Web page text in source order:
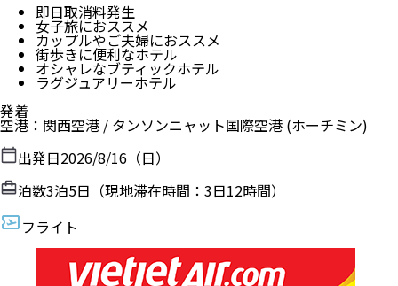
即日取消料発生
女子旅におススメ
カップルやご夫婦におススメ
街歩きに便利なホテル
オシャレなブティックホテル
ラグジュアリーホテル
発着
空港 ： 関西空港 / タンソンニャット国際空港 (ホーチミン)
出発日2026/8/16（日）
泊数3泊5日（現地滞在時間： 3日12時間）
フライト